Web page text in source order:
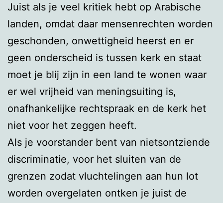
Juist als je veel kritiek hebt op Arabische
landen, omdat daar mensenrechten worden
geschonden, onwettigheid heerst en er
geen onderscheid is tussen kerk en staat
moet je blij zijn in een land te wonen waar
er wel vrijheid van meningsuiting is,
onafhankelijke rechtspraak en de kerk het
niet voor het zeggen heeft.
Als je voorstander bent van nietsontziende
discriminatie, voor het sluiten van de
grenzen zodat vluchtelingen aan hun lot
worden overgelaten ontken je juist de